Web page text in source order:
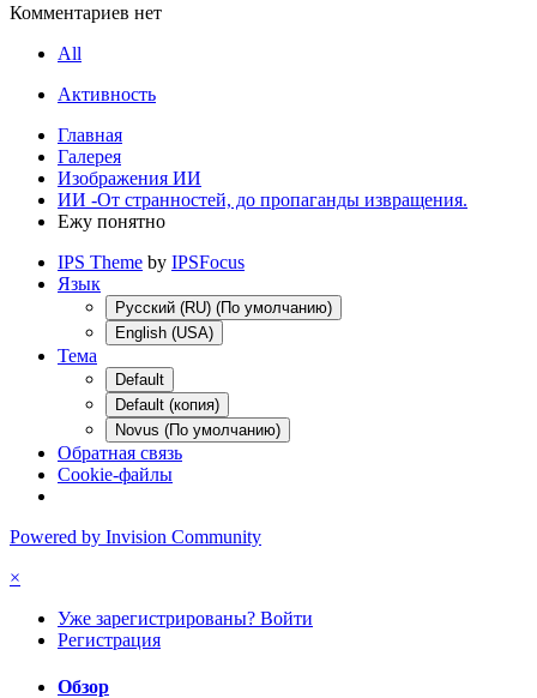
Комментариев нет
All
Активность
Главная
Галерея
Изображения ИИ
ИИ -От странностей, до пропаганды извращения.
Ежу понятно
IPS Theme by IPSFocus
Язык
Русский (RU) (По умолчанию)
English (USA)
Тема
Default
Default (копия)
Novus (По умолчанию)
Обратная связь
Cookie-файлы
Powered by Invision Community
×
Уже зарегистрированы? Войти
Регистрация
Обзор